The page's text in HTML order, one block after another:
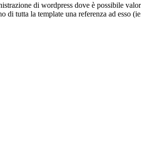
di wordpress dove è possibile
di tutta la template una referenza ad esso